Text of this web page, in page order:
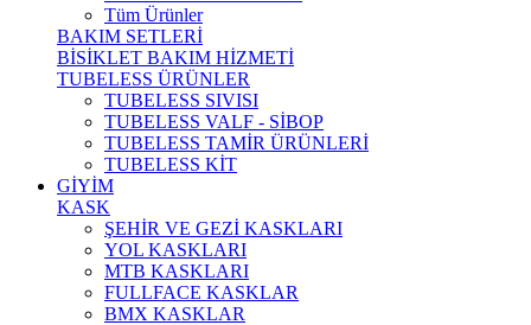
Tüm Ürünler
BAKIM SETLERİ
BİSİKLET BAKIM HİZMETİ
TUBELESS ÜRÜNLER
TUBELESS SIVISI
TUBELESS VALF - SİBOP
TUBELESS TAMİR ÜRÜNLERİ
TUBELESS KİT
GİYİM
KASK
ŞEHİR VE GEZİ KASKLARI
YOL KASKLARI
MTB KASKLARI
FULLFACE KASKLAR
BMX KASKLAR